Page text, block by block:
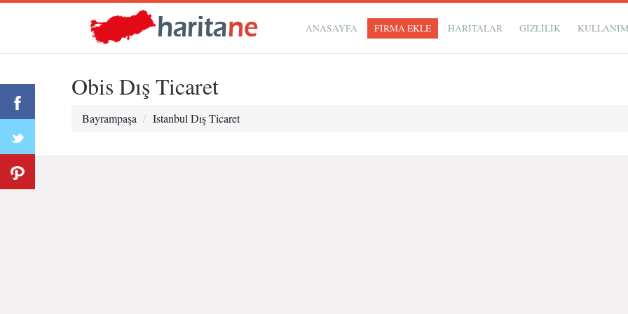
ANASAYFA FİRMA EKLE HARİTALAR GIZLILIK
Obis Dış Ticaret
Bayrampaşa Istanbul Dış Ticaret